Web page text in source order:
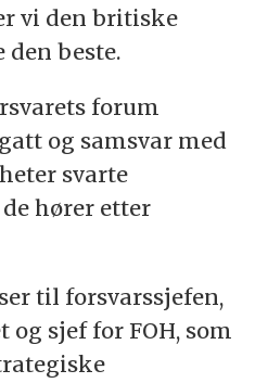
vi den britiske
beste.
forum
og samsvar med
svarte
hører etter
til forsvarssjefen,
og sjef for FOH, som